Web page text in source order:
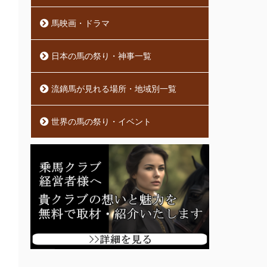
馬映画・ドラマ
日本の馬の祭り・神事一覧
流鏑馬が見れる場所・地域別一覧
世界の馬の祭り・イベント